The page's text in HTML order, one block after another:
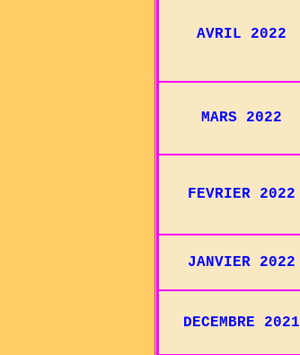
AVRIL 2022
MARS 2022
FEVRIER 2022
JANVIER 2022
DECEMBRE 2021